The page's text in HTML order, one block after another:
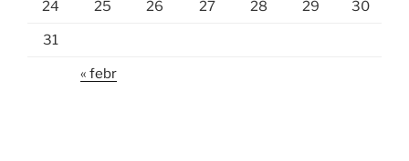
24 25 26 27 28 29 30
31
« febr